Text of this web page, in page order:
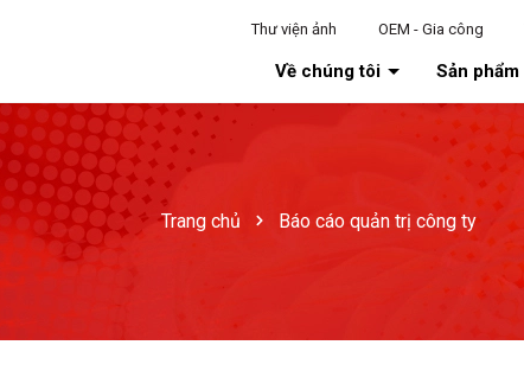
Thư viện ảnh OEM - Gia công
Về chúng tôi Sản phẩm
Trang chủ Báo cáo quản trị công ty